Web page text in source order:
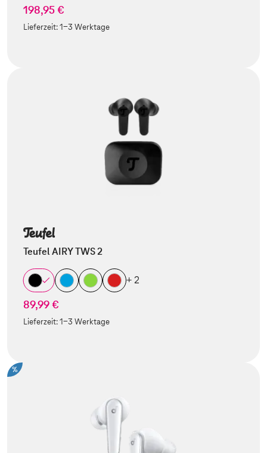
198,95 €
Lieferzeit:1-3 Werktage
Teufel AIRY TWS 2
+ 2
89,99 €
Lieferzeit:1-3 Werktage
%